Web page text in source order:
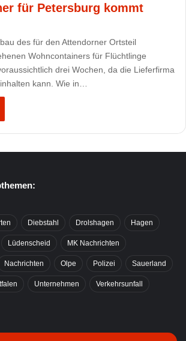
für Petersburg kommt
des für den Attendorner Ortsteil
Wohncontainers für Flüchtlinge
drei Wochen, da die Lieferfirma
kann. Wie in…
Diebstahl Drolshagen Hagen
Lüdenscheid MK Nachrichten
Nachrichten Olpe Polizei Sauerland
Unternehmen Verkehrsunfall